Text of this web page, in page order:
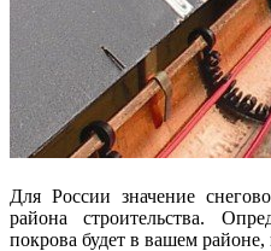
Для России значение
района строительства.
покрова будет в вашем